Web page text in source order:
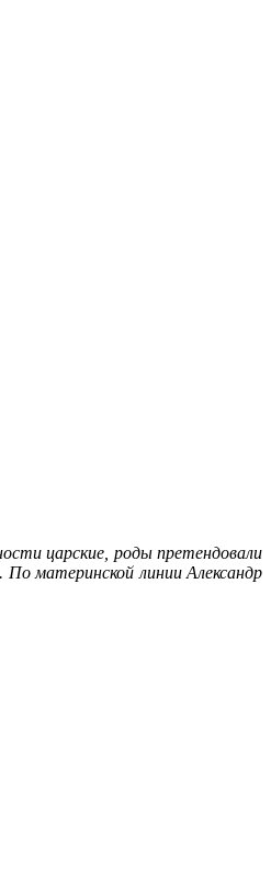
царские, роды претендовали
материнской линии Александр